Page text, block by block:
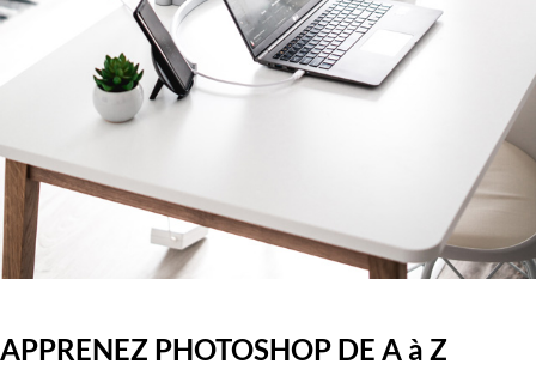
APPRENEZ PHOTOSHOP DE A à Z